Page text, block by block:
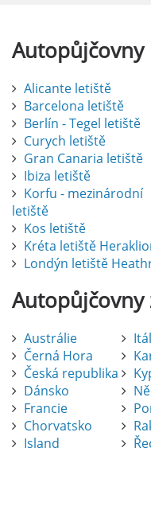
Autopůjčovny
Alicante letiště
Barcelona letiště
Berlín - Tegel letiště
Curych letiště
Gran Canaria letiště
Ibiza letiště
Korfu - mezinárodní
letiště
Kos letiště
Kréta letiště
Londýn letiště
Autopůjčovny
Austrálie
Černá Hora
Česká republika
Dánsko
Francie
Chorvatsko
Island
Pronájem
Půjčení
způsob, jak